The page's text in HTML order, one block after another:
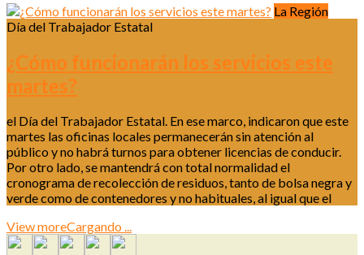
La Región
Día del Trabajador Estatal
¿Cómo funcionarán los servicios este
martes?
el Día del Trabajador Estatal. En ese marco, indicaron que este
martes las oficinas locales permanecerán sin atención al
público y no habrá turnos para obtener licencias de conducir.
Por otro lado, se mantendrá con total normalidad el
cronograma de recolección de residuos, tanto de bolsa negra y
verde como de contenedores y no habituales, al igual que el
View moreCargando ...